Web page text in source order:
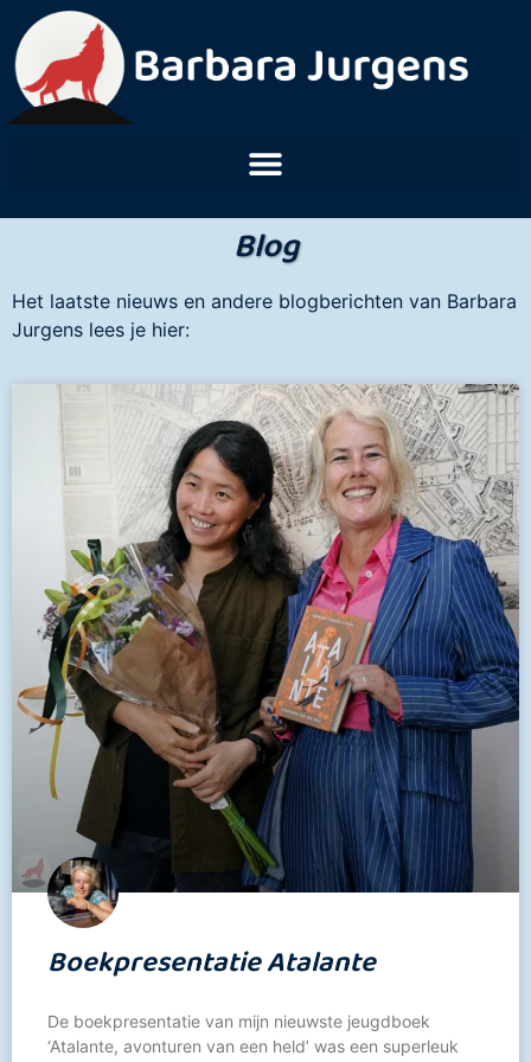
Blog
Het laatste nieuws en andere blogberichten van Barbara
Jurgens lees je hier:
Boekpresentatie Atalante
De boekpresentatie van mijn nieuwste jeugdboek
‘Atalante, avonturen van een held’ was een superleuk